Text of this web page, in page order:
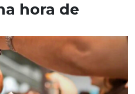
hora de